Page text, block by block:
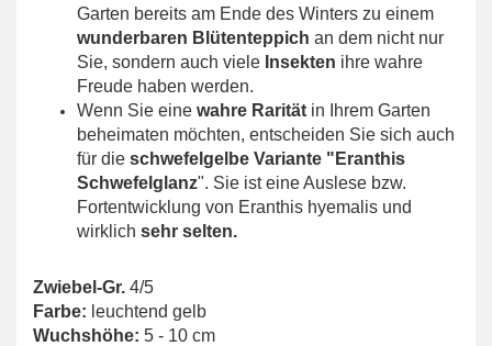
Garten bereits am Ende des Winters zu einem
wunderbaren Blütenteppich an dem nicht nur
Sie, sondern auch viele Insekten ihre wahre
Freude haben werden.
Wenn Sie eine wahre Rarität in Ihrem Garten
beheimaten möchten, entscheiden Sie sich auch
für die schwefelgelbe Variante "Eranthis
Schwefelglanz". Sie ist eine Auslese bzw.
Fortentwicklung von Eranthis hyemalis und
wirklich sehr selten.
Zwiebel-Gr. 4/5
Farbe: leuchtend gelb
Wuchshöhe: 5 - 10 cm